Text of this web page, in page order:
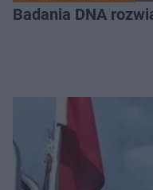
Badania DNA